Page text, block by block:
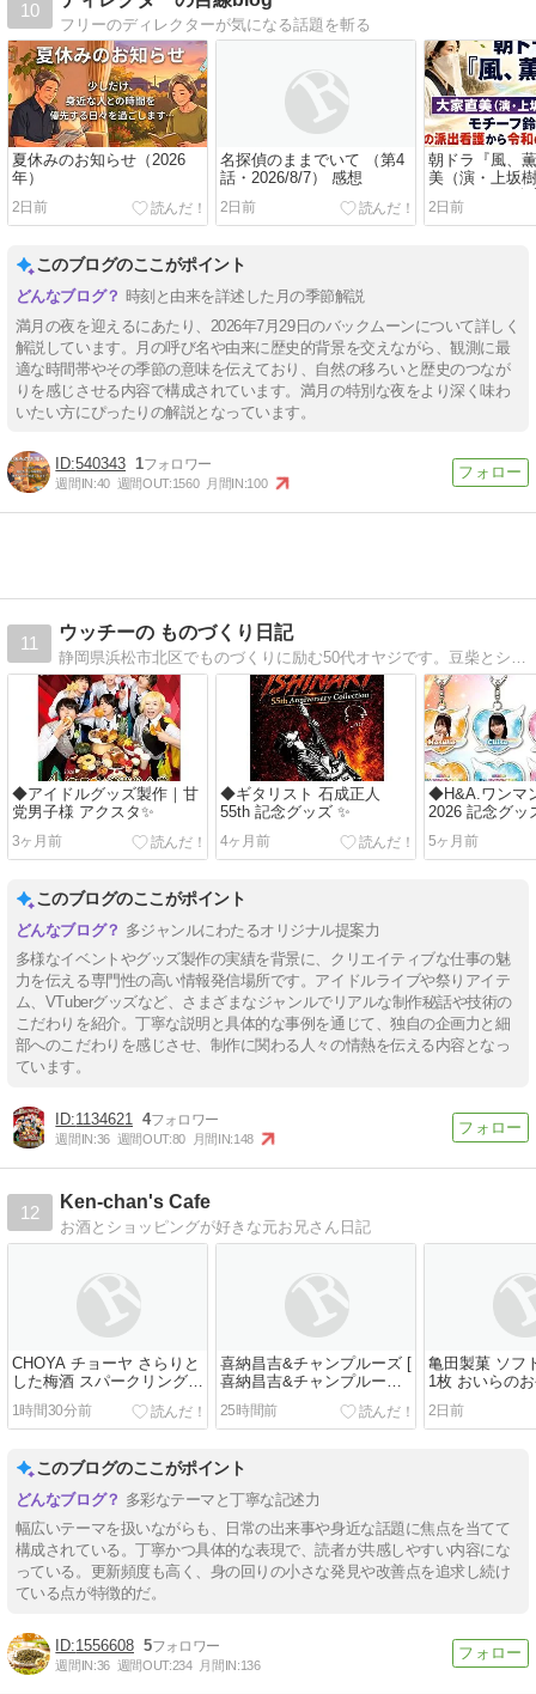
10
フリーのディレクターが気になる話題を斬る
夏休みのお知らせ（2026
年）
2日前
名探偵のままでいて （第4
話・2026/8/7） 感想
2日前
朝ドラ『風、
美（演・上坂
──モチーフ鈴
派出看護から
2日前
このブログのここがポイント
時刻と由来を詳述した月の季節解説
満月の夜を迎えるにあたり、2026年7月29日のバックムーンについて詳しく
解説しています。月の呼び名や由来に歴史的背景を交えながら、観測に最
適な時間帯やその季節の意味を伝えており、自然の移ろいと歴史のつなが
りを感じさせる内容で構成されています。満月の特別な夜をより深く味わ
いたい方にぴったりの解説となっています。
540343 1
週間IN:40 週間OUT:1560 月間IN:100
11
ウッチーの ものづくり日記
静岡県浜松市北区でものづくりに励む50代オヤジです。豆柴とシベリアンハスキー飼ってます。
◆アイドルグッズ製作｜甘
党男子様 アクスタ✨
3ヶ月前
◆ギタリスト 石成正人
55th 記念グッズ ✨
4ヶ月前
◆H&A.ワンマ
2026 記念グッ
5ヶ月前
このブログのここがポイント
多ジャンルにわたるオリジナル提案力
多様なイベントやグッズ製作の実績を背景に、クリエイティブな仕事の魅
力を伝える専門性の高い情報発信場所です。アイドルライブや祭りアイテ
ム、VTuberグッズなど、さまざまなジャンルでリアルな制作秘話や技術の
こだわりを紹介。丁寧な説明と具体的な事例を通じて、独自の企画力と細
部へのこだわりを感じさせ、制作に関わる人々の情熱を伝える内容となっ
ています。
1134621 4
週間IN:36 週間OUT:80 月間IN:148
12
Ken-chan's Cafe
お酒とショッピングが好きな元お兄さん日記
CHOYA チョーヤ さらりと
した梅酒 スパークリング
おいらの懐かしいお酒
1時間30分前
喜納昌吉&チャンプルーズ [
喜納昌吉&チャンプルーズ ]
おいらの懐かしいCD
25時間前
亀田製菓 ソフ
1枚 おいらの
2日前
このブログのここがポイント
多彩なテーマと丁寧な記述力
幅広いテーマを扱いながらも、日常の出来事や身近な話題に焦点を当てて
構成されている。丁寧かつ具体的な表現で、読者が共感しやすい内容にな
っている。更新頻度も高く、身の回りの小さな発見や改善点を追求し続け
ている点が特徴的だ。
1556608 5
週間IN:36 週間OUT:234 月間IN:136